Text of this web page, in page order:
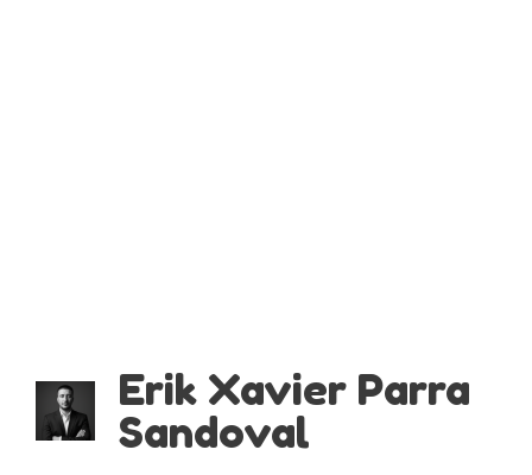
Erik Xavier Parra
Sandoval